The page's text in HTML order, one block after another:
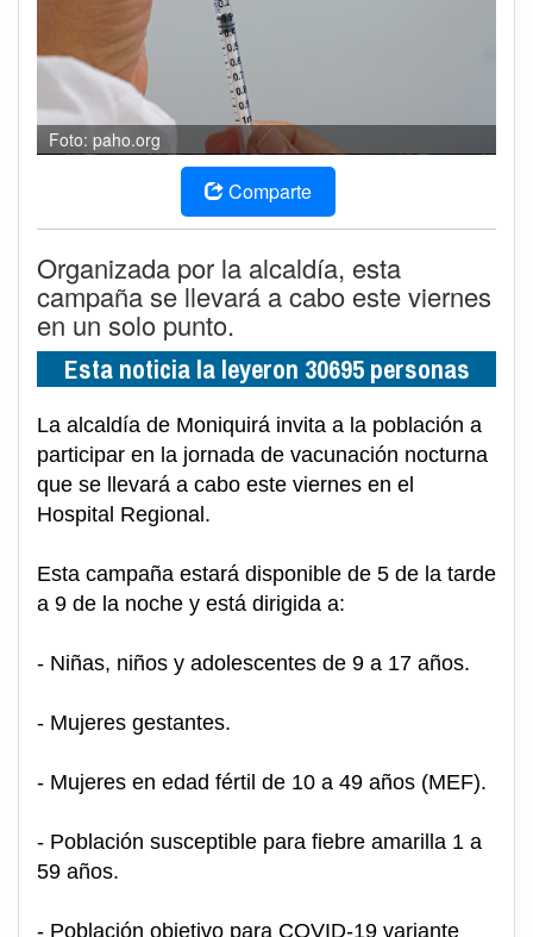
Foto: paho.org
Comparte
Organizada por la alcaldía, esta
campaña se llevará a cabo este viernes
en un solo punto.
Esta noticia la leyeron 30695 personas
La alcaldía de Moniquirá invita a la población a
participar en la jornada de vacunación nocturna
que se llevará a cabo este viernes en el
Hospital Regional.
Esta campaña estará disponible de 5 de la tarde
a 9 de la noche y está dirigida a:
- Niñas, niños y adolescentes de 9 a 17 años.
- Mujeres gestantes.
- Mujeres en edad fértil de 10 a 49 años (MEF).
- Población susceptible para fiebre amarilla 1 a
59 años.
- Población objetivo para COVID-19 variante